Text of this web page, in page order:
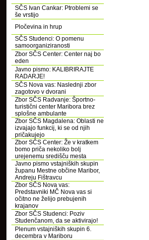
SČS Ivan Cankar: Ptroblemi se
še vrstijo
Pločevina in hrup
SČS Studenci: O pomenu
samoorganiziranosti
Zbor SČS Center: Center naj bo
eden
Javno pismo: KALIBRIRAJTE
RADARJE!
SČS Nova vas: Naslednji zbor
zagotovo v dvorani
Zbor SČS Radvanje: Športno-
turistični center Maribora brez
splošne ambulante
Zbor SČS Magdalena: Oblasti ne
izvajajo funkcij, ki se od njih
pričakujejo
Zbor SČS Center: Že v kratkem
bomo priča nekoliko bolj
urejenemu središču mesta
Javno pismo vstajniških skupin
županu Mestne občine Maribor,
Andreju Fištravcu
Zbor SČS Nova vas:
Predstavniki MČ Nova vas si
očitno ne želijo prebujenih
krajanov
Zbor SČS Studenci: Poziv
Studenčanom, da se aktivirajo!
Plenum vstajniških skupin 6.
decembra v Mariboru